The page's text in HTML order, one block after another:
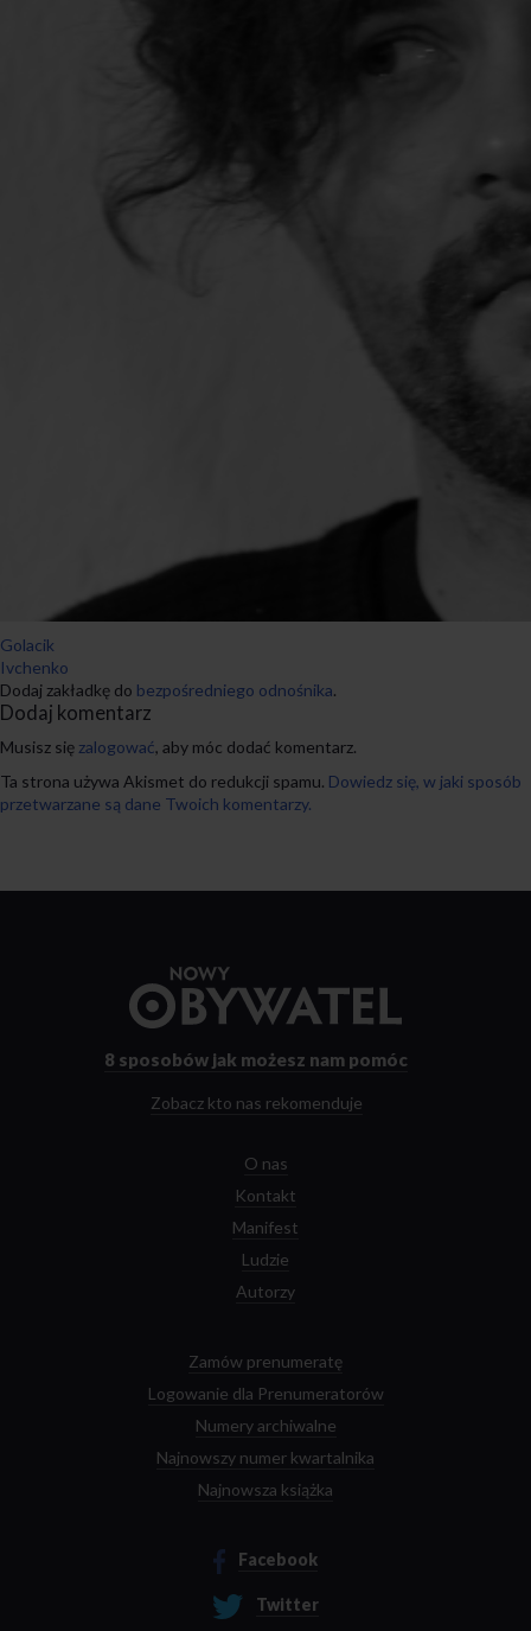
Golacik
Ivchenko
Dodaj zakładkę do bezpośredniego odnośnika.
Dodaj komentarz
Musisz się zalogować, aby móc dodać komentarz.
Ta strona używa Akismet do redukcji spamu. Dowiedz się, w jaki sposób
przetwarzane są dane Twoich komentarzy.
strony
8 sposobów jak możesz nam pomóc
Zobacz kto nas rekomenduje
O nas
Kontakt
Manifest
Ludzie
Autorzy
Zamów prenumeratę
Logowanie dla Prenumeratorów
Numery archiwalne
Najnowszy numer kwartalnika
Najnowsza książka
Facebook
Twitter